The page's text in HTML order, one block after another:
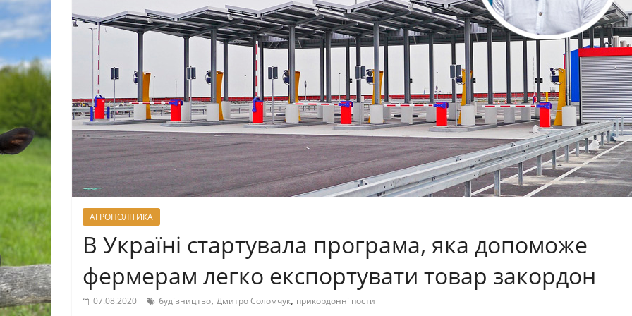
АГРОПОЛІТИКА
В Україні стартувала програма, яка допоможе
фермерам легко експортувати товар закордон
07.08.2020 будівництво, Дмитро Соломчук, прикордонні пости